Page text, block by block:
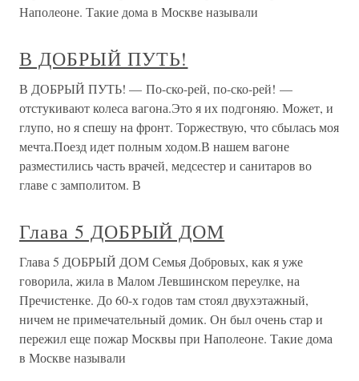
Наполеоне. Такие дома в Москве называли
В ДОБРЫЙ ПУТЬ!
В ДОБРЫЙ ПУТЬ! — По-ско-рей, по-ско-рей! —
отстукивают колеса вагона.Это я их подгоняю. Может, и
глупо, но я спешу на фронт. Торжествую, что сбылась моя
мечта.Поезд идет полным ходом.В нашем вагоне
разместились часть врачей, медсестер и санитаров во
главе с замполитом. В
Глава 5 ДОБРЫЙ ДОМ
Глава 5 ДОБРЫЙ ДОМ Семья Добровых, как я уже
говорила, жила в Малом Левшинском переулке, на
Пречистенке. До 60-х годов там стоял двухэтажный,
ничем не примечательный домик. Он был очень стар и
пережил еще пожар Москвы при Наполеоне. Такие дома
в Москве называли